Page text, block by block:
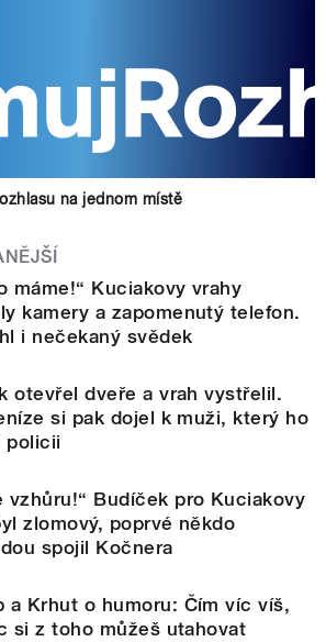
na jednom místě
máme!“ Kuciakovy vrahy
kamery a zapomenutý telefon.
i nečekaný svědek
otevřel dveře a vrah vystřelil.
si pak dojel k muži, který ho
policii
vzhůru!“ Budíček pro Kuciakovy
zlomový, poprvé někdo
spojil Kočnera
a Krhut o humoru: Čím víc víš,
si z toho můžeš utahovat